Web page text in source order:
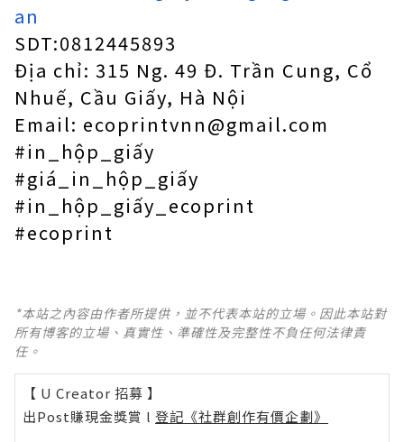
an
SDT:0812445893
Địa chỉ: 315 Ng. 49 Đ. Trần Cung, Cổ
Nhuế, Cầu Giấy, Hà Nội
Email: ecoprintvnn@gmail.com
#in_hộp_giấy
#giá_in_hộp_giấy
#in_hộp_giấy_ecoprint
#ecoprint
*本站之內容由作者所提供，並不代表本站的立場。因此本站對
所有博客的立場、真實性、準確性及完整性不負任何法律責
任。
【 U Creator 招募 】
出Post賺現金獎賞 l 登記《社群創作有價企劃》